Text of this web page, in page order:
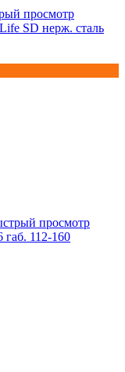
просмотр
SD нерж. сталь
просмотр
112-160